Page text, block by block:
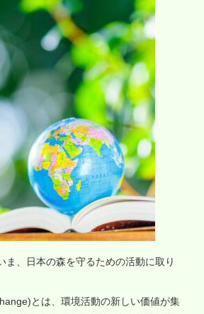
ま、日本の森を守るための活動に取り
とは、環境活動の新しい価値が集